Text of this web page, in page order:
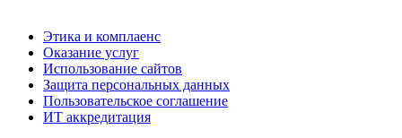
Этика и комплаенс
Оказание услуг
Использование сайтов
Защита персональных данных
Пользовательское соглашение
ИТ аккредитация